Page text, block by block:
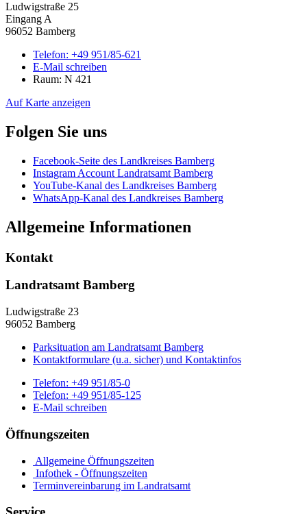
Ludwigstraße 25
Eingang A
96052 Bamberg
Telefon: +49 951/85-621
E-Mail schreiben
Raum: N 421
Auf Karte anzeigen
Folgen Sie uns
Facebook-Seite des Landkreises Bamberg
Instagram Account Landratsamt Bamberg
YouTube-Kanal des Landkreises Bamberg
WhatsApp-Kanal des Landkreises Bamberg
Allgemeine Informationen
Kontakt
Landratsamt Bamberg
Ludwigstraße 23
96052 Bamberg
Parksituation am Landratsamt Bamberg
Kontaktformulare (u.a. sicher) und Kontaktinfos
Telefon: +49 951/85-0
Telefon: +49 951/85-125
E-Mail schreiben
Öffnungszeiten
Allgemeine Öffnungszeiten
Infothek - Öffnungszeiten
Terminvereinbarung im Landratsamt